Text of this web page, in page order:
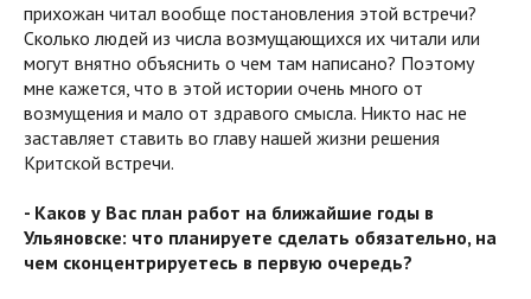
прихожан читал вообще постановления этой встречи?
Сколько людей из числа возмущающихся их читали или
могут внятно объяснить о чем там написано? Поэтому
мне кажется, что в этой истории очень много от
возмущения и мало от здравого смысла. Никто нас не
заставляет ставить во главу нашей жизни решения
Критской встречи.
- Каков у Вас план работ на ближайшие годы в
Ульяновске: что планируете сделать обязательно, на
чем сконцентрируетесь в первую очередь?